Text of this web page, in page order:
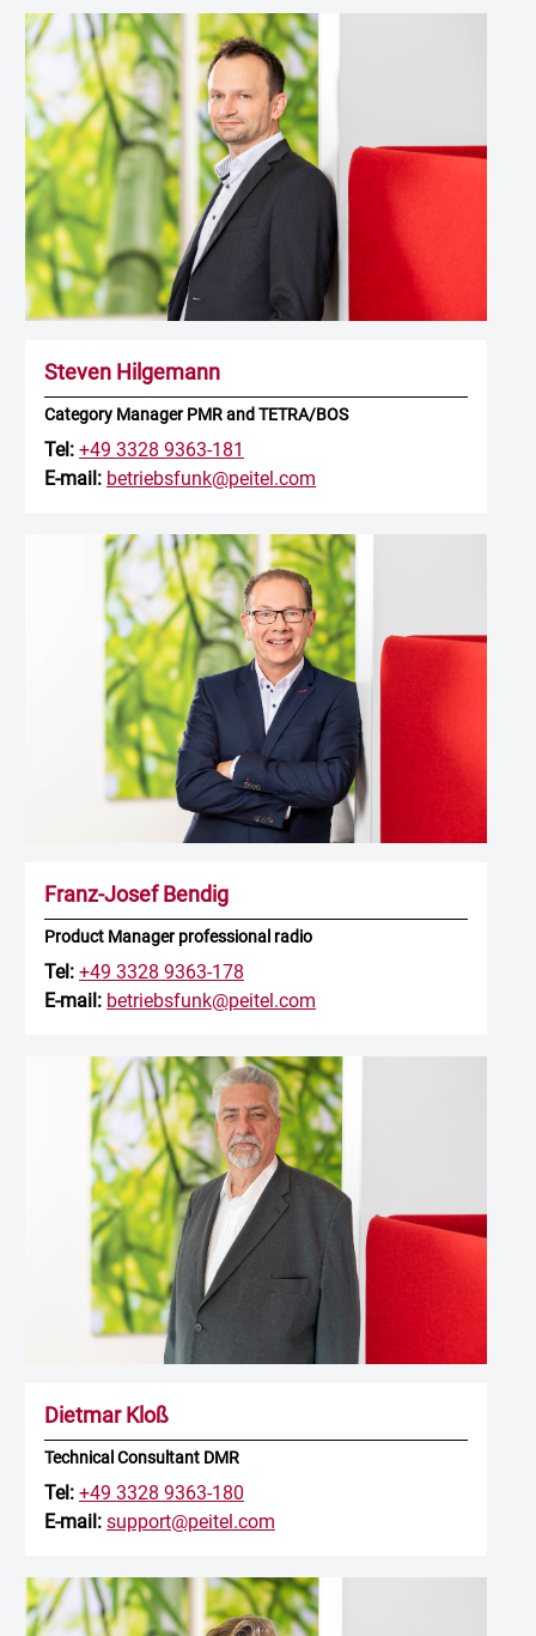
Steven Hilgemann
Category Manager PMR and TETRA/BOS
Tel: +49 3328 9363-181
E-mail: betriebsfunk@peitel.com
Franz-Josef Bendig
Product Manager professional radio
Tel: +49 3328 9363-178
E-mail: betriebsfunk@peitel.com
Dietmar Kloß
Technical Consultant DMR
Tel: +49 3328 9363-180
E-mail: support@peitel.com